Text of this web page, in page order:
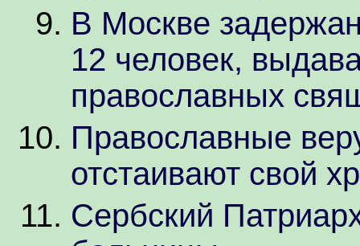
В Москве
12 человек,
православных
Православные
отстаивают свой
Сербский